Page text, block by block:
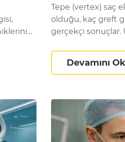
Düzeltme: Revizyonla
Tepe (vertex) saç
olduğu, kaç greft
gerçekçi sonuçlar.
Devamını